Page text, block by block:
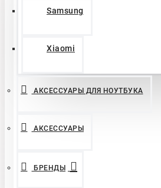
Samsung
Xiaomi
АКСЕССУАРЫ ДЛЯ НОУТБУКА
АКСЕССУАРЫ
БРЕНДЫ